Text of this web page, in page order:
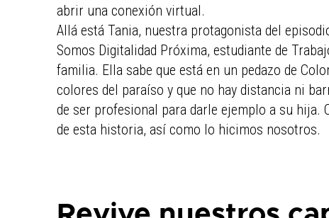
abrir una conexión virtual.
Allá está Tania, nuestra protagonista del
Somos Digitalidad Próxima, estudiante de
familia. Ella sabe que está en un pedazo de
colores del paraíso y que no hay distancia ni
de ser profesional para darle ejemplo a su hija.
de esta historia, así como lo hicimos nosotros.